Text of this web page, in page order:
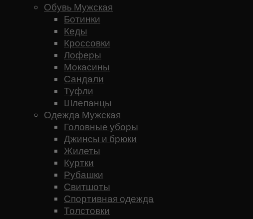
Обувь Мужская
Ботинки
Кеды
Кроссовки
Лоферы
Мокасины
Сандали
Туфли
Шлепанцы
Одежда Мужская
Головные уборы
Джинсы и брюки
Жилеты
Куртки
Рубашки
Свитшоты
Спортивная одежда
Толстовки